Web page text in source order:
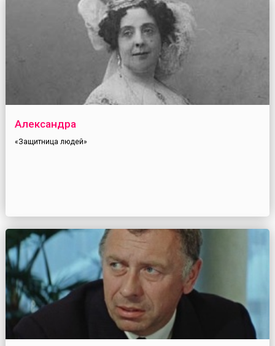
Александра
«Защитница людей»